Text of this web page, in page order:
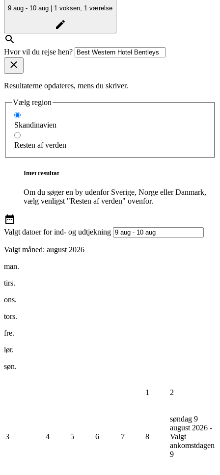
9 aug - 10 aug | 1 voksen, 1 værelse
Hvor vil du rejse hen?
Resultaterne opdateres, mens du skriver.
Vælg region
Skandinavien
Resten af verden
Intet resultat
Om du søger en by udenfor Sverige, Norge eller Danmark,
vælg venligst "Resten af verden" ovenfor.
Valgt datoer for ind- og udtjekning
Valgt måned: august 2026
man.
tirs.
ons.
tors.
fre.
lør.
søn.
1 2
3 4 5 6 7 8
søndag 9
august 2026 -
Valgt
ankomstdagen
9